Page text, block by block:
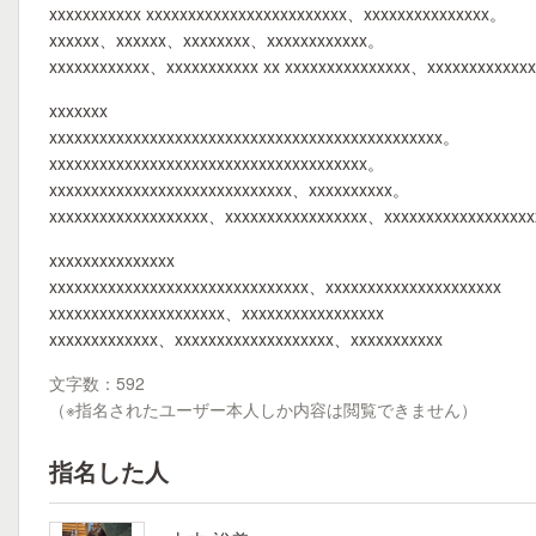
xxxxxxxxxxx xxxxxxxxxxxxxxxxxxxxxxxx、xxxxxxxxxxxxxxx。
xxxxxx、xxxxxx、xxxxxxxx、xxxxxxxxxxxx。
xxxxxxxxxxxx、xxxxxxxxxxx xx xxxxxxxxxxxxxxx、
xxxxxxx
xxxxxxxxxxxxxxxxxxxxxxxxxxxxxxxxxxxxxxxxxxxxxxx。
xxxxxxxxxxxxxxxxxxxxxxxxxxxxxxxxxxxxxx。
xxxxxxxxxxxxxxxxxxxxxxxxxxxxx、xxxxxxxxxx。
xxxxxxxxxxxxxxxxxxx、xxxxxxxxxxxxxxxxx、
xxxxxxxxxxxxxxx
xxxxxxxxxxxxxxxxxxxxxxxxxxxxxxx、xxxxxxxxxxxxxxxxxxxxx
xxxxxxxxxxxxxxxxxxxxx、xxxxxxxxxxxxxxxxx
xxxxxxxxxxxxx、xxxxxxxxxxxxxxxxxxx、xxxxxxxxxxx
文字数：592
（※指名されたユーザー本人しか内容は閲覧できません）
指名した人